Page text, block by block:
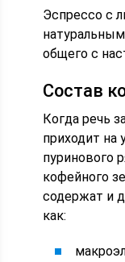
Эспрессо с
общего с
Состав
Когда речь
приходит на
пуринового
кофейного
содержат и
как: